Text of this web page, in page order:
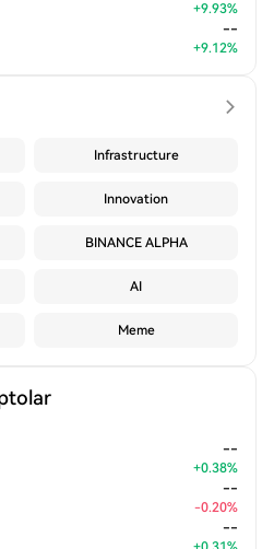
+9.93%
--
+9.12%
Infrastructure
Innovation
BINANCE ALPHA
AI
Meme
--
+0.38%
--
-0.20%
--